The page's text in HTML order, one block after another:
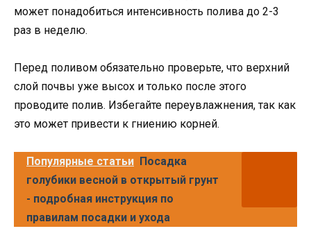
может понадобиться интенсивность полива до 2-3
раз в неделю.
Перед поливом обязательно проверьте, что верхний
слой почвы уже высох и только после этого
проводите полив. Избегайте переувлажнения, так как
это может привести к гниению корней.
Популярные статьи Посадка
голубики весной в открытый грунт
- подробная инструкция по
правилам посадки и ухода